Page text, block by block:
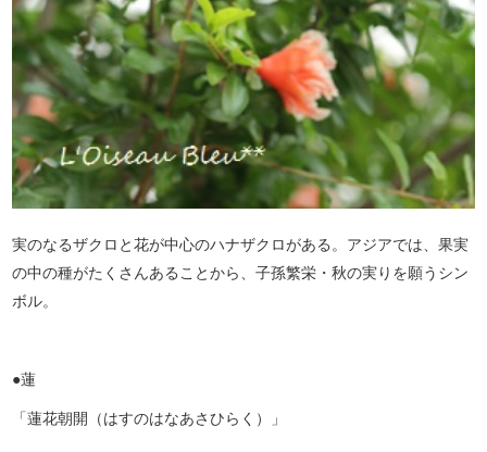
実のなるザクロと花が中心のハナザクロがある。アジアでは、果実
の中の種がたくさんあることから、子孫繁栄・秋の実りを願うシン
ボル。
●蓮
「蓮花朝開（はすのはなあさひらく）」